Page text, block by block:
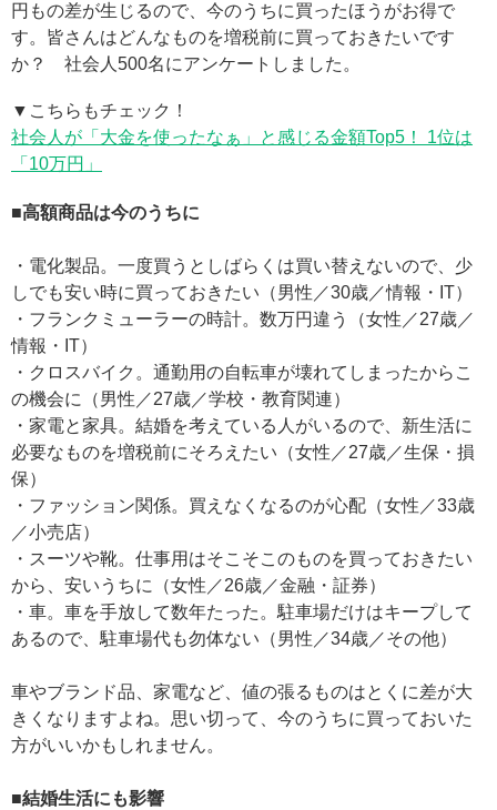
円もの差が生じるので、今のうちに買ったほうがお得で
す。皆さんはどんなものを増税前に買っておきたいです
か？ 社会人500名にアンケートしました。
▼こちらもチェック！
社会人が「大金を使ったなぁ」と感じる金額Top5！ 1位は
「10万円」
■高額商品は今のうちに
・電化製品。一度買うとしばらくは買い替えないので、少
しでも安い時に買っておきたい（男性／30歳／情報・IT）
・フランクミューラーの時計。数万円違う（女性／27歳／
情報・IT）
・クロスバイク。通勤用の自転車が壊れてしまったからこ
の機会に（男性／27歳／学校・教育関連）
・家電と家具。結婚を考えている人がいるので、新生活に
必要なものを増税前にそろえたい（女性／27歳／生保・損
保）
・ファッション関係。買えなくなるのが心配（女性／33歳
／小売店）
・スーツや靴。仕事用はそこそこのものを買っておきたい
から、安いうちに（女性／26歳／金融・証券）
・車。車を手放して数年たった。駐車場だけはキープして
あるので、駐車場代も勿体ない（男性／34歳／その他）
車やブランド品、家電など、値の張るものはとくに差が大
きくなりますよね。思い切って、今のうちに買っておいた
方がいいかもしれません。
■結婚生活にも影響